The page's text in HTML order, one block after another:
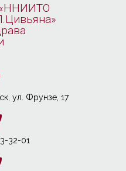
ул. Фрунзе, 17
32-01